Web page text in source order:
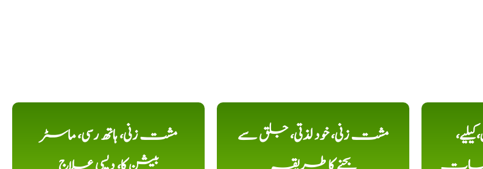
مشت زنی، ہاتھ رسی، ماسٹر
مشت زنی، خود لذتی، جلق سے